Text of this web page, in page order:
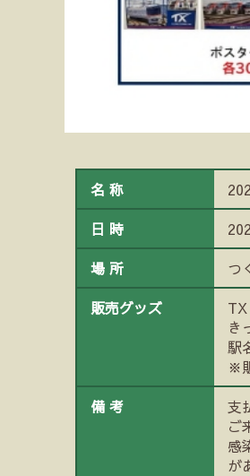
名 称
日 時
場 所
つ
販売グッズ
き
駅
※
備 考
支
ご
感
が